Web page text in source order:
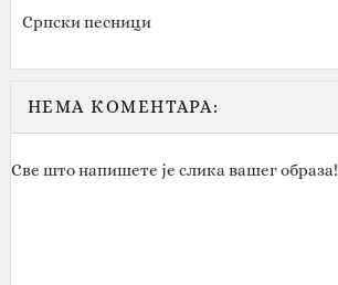
Српски песници
НЕМА КОМЕНТАРА:
Све што напишете је слика вашег образа!